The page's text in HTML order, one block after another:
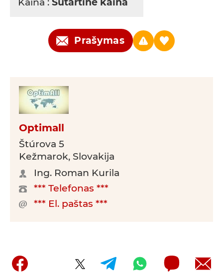
Prašymas
Optimall
Štúrova 5
Kežmarok, Slovakija
Ing. Roman Kurila
*** Telefonas ***
*** El. paštas ***